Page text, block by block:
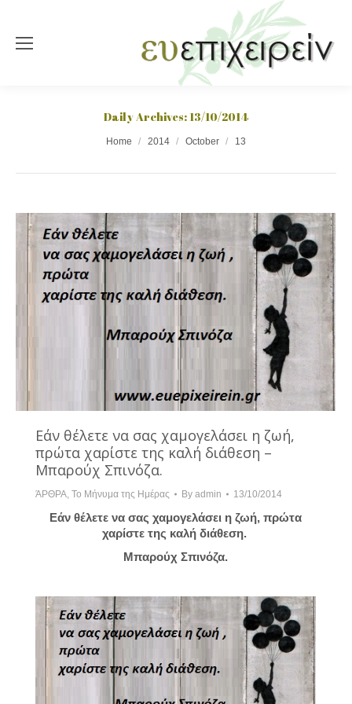
Daily Archives:13/10/2014
Home 2014 October 13
Εάν θέλετε να σας χαμογελάσει η ζωή,
πρώτα χαρίστε της καλή διάθεση –
Μπαρούχ Σπινόζα.
ΆΡΘΡΑ, Το Μήνυμα της Ημέρας By admin 13/10/2014
Εάν θέλετε να σας χαμογελάσει η ζωή, πρώτα
χαρίστε της καλή διάθεση.
Μπαρούχ Σπινόζα.